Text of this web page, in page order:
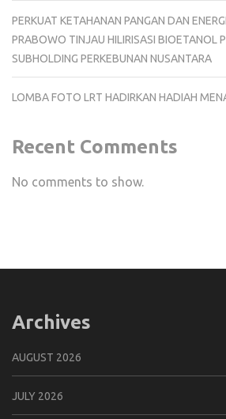
PERKUAT KETAHANAN PANGAN DAN
PRABOWO TINJAU HILIRISASI BIOETANOL
SUBHOLDING PERKEBUNAN NUSANTARA
LOMBA FOTO LRT HADIRKAN HADIAH
Recent Comments
No comments to show.
Archives
AUGUST 2026
JULY 2026